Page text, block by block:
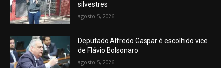
silvestres
agosto 5, 2026
Deputado Alfredo Gaspar é escolhido vice
de Flávio Bolsonaro
agosto 5, 2026